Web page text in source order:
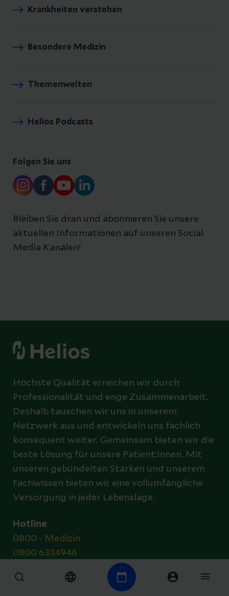
Krankheiten verstehen
Besondere Medizin
Themenwelten
Helios Podcasts
Folgen Sie uns
Bleiben Sie dran und abonnieren Sie unsere
aktuellen Informationen auf unseren Social
Media Kanälen!
Höchste Qualität erreichen wir durch
Professionalität und enge Zusammenarbeit.
Deshalb tauschen wir uns in unserem
Netzwerk aus und entwickeln uns fachlich
konsequent weiter. Gemeinsam bieten wir die
beste Lösung für unsere Patient:innen. Mit
unseren gebündelten Stärken und unserem
Fachwissen bieten wir eine vollumfängliche
Versorgung in jeder Lebenslage.
Hotline
0800 - Medizin
0800 6334946